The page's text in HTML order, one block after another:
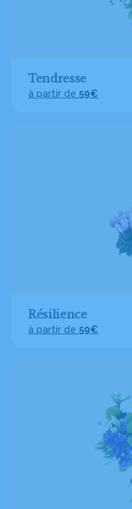
Tendresse
à partir de 59€
Résilience
à partir de 59€